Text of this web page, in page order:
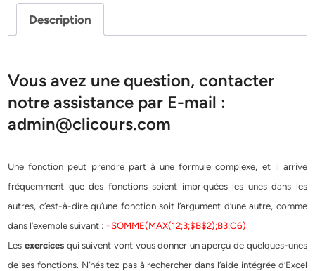
Description
Vous avez une question, contacter
notre assistance par E-mail :
admin@clicours.com
Une fonction peut prendre part à une formule complexe, et il arrive
fréquemment que des fonctions soient imbriquées les unes dans les
autres, c’est-à-dire qu’une fonction soit l’argument d’une autre, comme
dans l’exemple suivant : =SOMME(MAX(12;3;$B$2);B3:C6)
Les exercicesqui suivent vont vous donner un aperçu de quelques-unes
de ses fonctions. N’hésitez pas à rechercher dans l’aide intégrée d’Excel